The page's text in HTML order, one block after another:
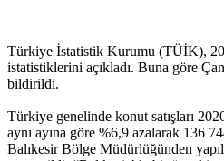
Türkiye İstatistik Kurumu (TÜİK),
istatistiklerini açıkladı. Buna göre
bildirildi.
Türkiye genelinde konut satışları
aynı ayına göre %6,9 azalarak 136
Balıkesir Bölge Müdürlüğünden